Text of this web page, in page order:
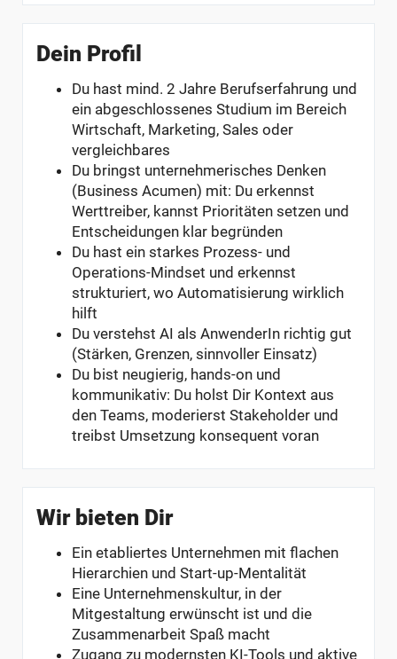
Dein Profil
Du hast mind. 2 Jahre Berufserfahrung und
ein abgeschlossenes Studium im Bereich
Wirtschaft, Marketing, Sales oder
vergleichbares
Du bringst unternehmerisches Denken
(Business Acumen) mit: Du erkennst
Werttreiber, kannst Prioritäten setzen und
Entscheidungen klar begründen
Du hast ein starkes Prozess- und
Operations-Mindset und erkennst
strukturiert, wo Automatisierung wirklich
hilft
Du verstehst AI als AnwenderIn richtig gut
(Stärken, Grenzen, sinnvoller Einsatz)
Du bist neugierig, hands-on und
kommunikativ: Du holst Dir Kontext aus
den Teams, moderierst Stakeholder und
treibst Umsetzung konsequent voran
Wir bieten Dir
Ein etabliertes Unternehmen mit flachen
Hierarchien und Start-up-Mentalität
Eine Unternehmenskultur, in der
Mitgestaltung erwünscht ist und die
Zusammenarbeit Spaß macht
Zugang zu modernsten KI-Tools und aktive